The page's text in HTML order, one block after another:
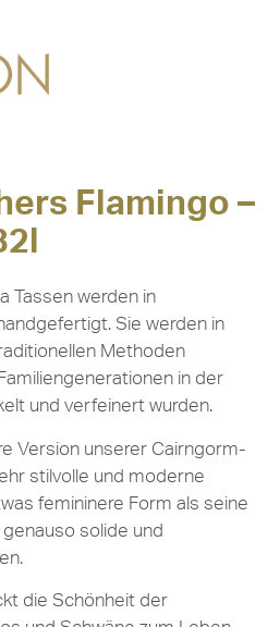
Flamingo –
Tassen werden in
Sie werden in
Methoden
in der
und verfeinert wurden.
Version unserer Cairngorm-
stilvolle und moderne
femininere Form als seine
solide und
die Schönheit der